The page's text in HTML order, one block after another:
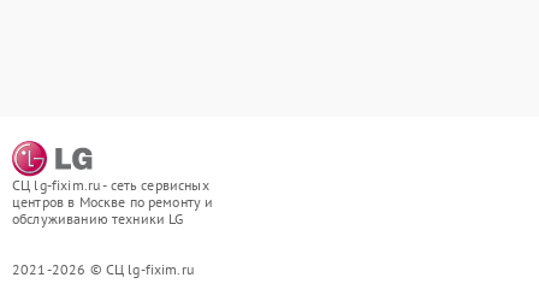
СЦ lg-fixim.ru - сеть сервисных
центров в Москве по ремонту и
обслуживанию техники LG
2021-2026 © СЦ lg-fixim.ru